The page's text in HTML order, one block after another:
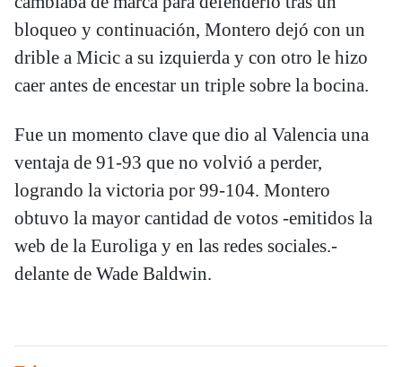
bloqueo y continuación, Montero dejó con un
drible a Micic a su izquierda y con otro le hizo
caer antes de encestar un triple sobre la bocina.
Fue un momento clave que dio al Valencia una
ventaja de 91-93 que no volvió a perder,
logrando la victoria por 99-104. Montero
obtuvo la mayor cantidad de votos -emitidos la
web de la Euroliga y en las redes sociales.-
delante de Wade Baldwin.